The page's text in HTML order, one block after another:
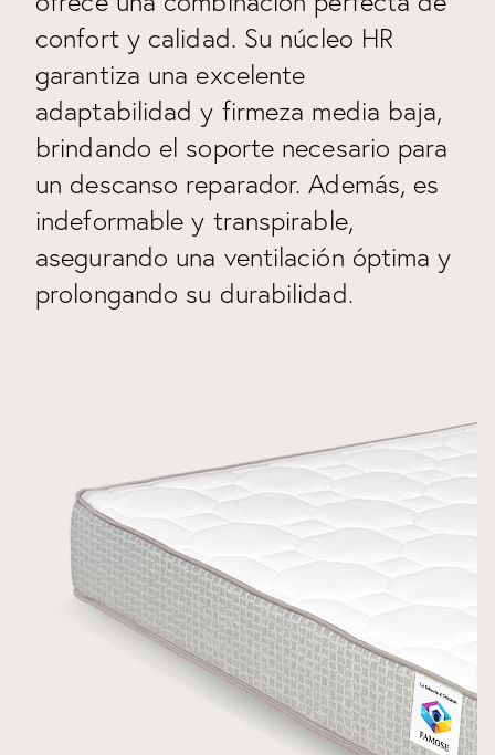
confort y calidad. Su núcleo HR
garantiza una excelente
adaptabilidad y firmeza media baja,
brindando el soporte necesario para
un descanso reparador. Además, es
indeformable y transpirable,
asegurando una ventilación óptima y
prolongando su durabilidad.